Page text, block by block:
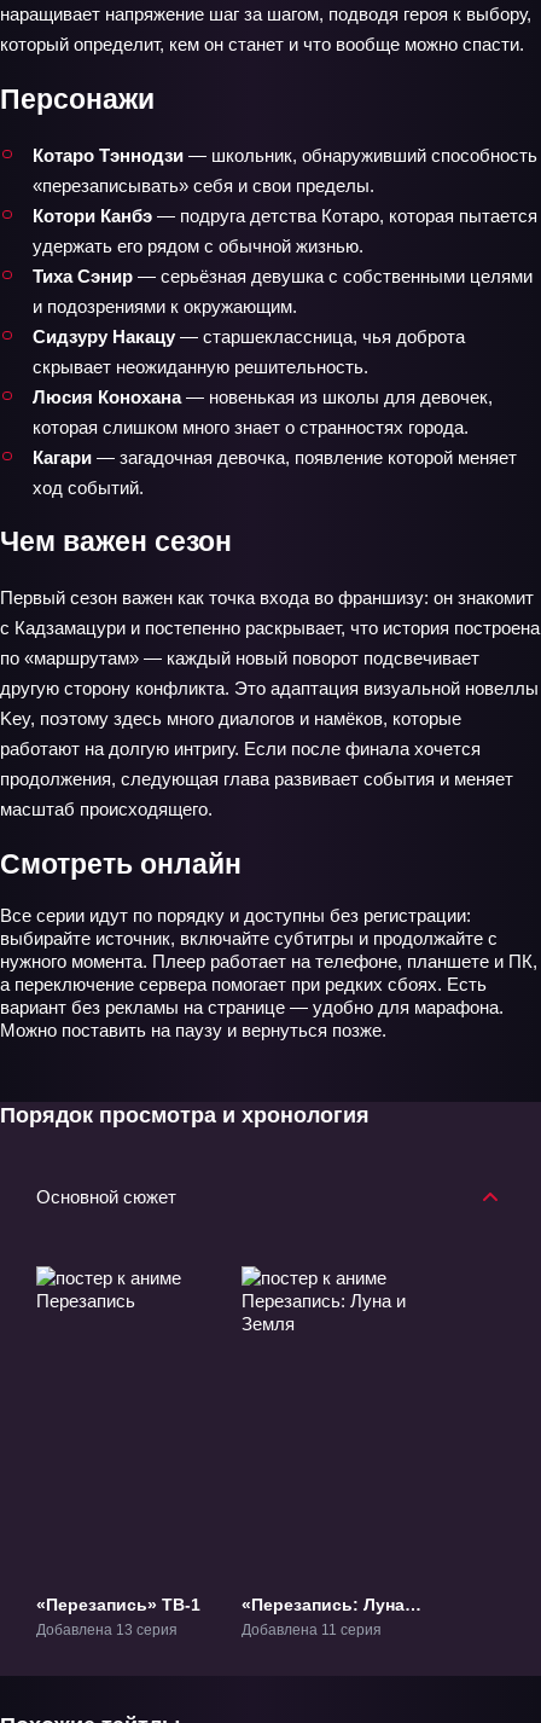
наращивает напряжение шаг за шагом, подводя героя к выбору,
который определит, кем он станет и что вообще можно спасти.
Персонажи
Котаро Тэннодзи — школьник, обнаруживший способность
«перезаписывать» себя и свои пределы.
Котори Канбэ — подруга детства Котаро, которая пытается
удержать его рядом с обычной жизнью.
Тиха Сэнир — серьёзная девушка с собственными целями
и подозрениями к окружающим.
Сидзуру Накацу — старшеклассница, чья доброта
скрывает неожиданную решительность.
Люсия Конохана— новенькая из школы для девочек,
которая слишком много знает о странностях города.
Кагари — загадочная девочка, появление которой меняет
ход событий.
Чем важен сезон
Первый сезон важен как точка входа во франшизу: он знакомит
с Кадзамацури и постепенно раскрывает, что история построена
по «маршрутам» — каждый новый поворот подсвечивает
другую сторону конфликта. Это адаптация визуальной новеллы
Key, поэтому здесь много диалогов и намёков, которые
работают на долгую интригу. Если после финала хочется
продолжения, следующая глава развивает события и меняет
масштаб происходящего.
Смотреть онлайн
Все серии идут по порядку и доступны без регистрации:
выбирайте источник, включайте субтитры и продолжайте с
нужного момента. Плеер работает на телефоне, планшете и ПК,
а переключение сервера помогает при редких сбоях. Есть
вариант без рекламы на странице — удобно для марафона.
Можно поставить на паузу и вернуться позже.
Порядок просмотра и хронология
Основной сюжет
«Перезапись» ТВ-1
Добавлена 13 серия
«Перезапись: Луна и
Земля» ТВ-2
Добавлена 11 серия